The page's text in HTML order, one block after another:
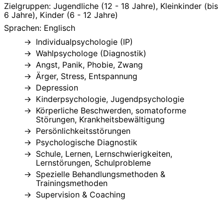
Zielgruppen: Jugendliche (12 - 18 Jahre), Kleinkinder (bis
6 Jahre), Kinder (6 - 12 Jahre)
Sprachen: Englisch
Individualpsychologie (IP)
Wahlpsychologe (Diagnostik)
Angst, Panik, Phobie, Zwang
Ärger, Stress, Entspannung
Depression
Kinderpsychologie, Jugendpsychologie
Körperliche Beschwerden, somatoforme
Störungen, Krankheitsbewältigung
Persönlichkeitsstörungen
Psychologische Diagnostik
Schule, Lernen, Lernschwierigkeiten,
Lernstörungen, Schulprobleme
Spezielle Behandlungsmethoden &
Trainingsmethoden
Supervision & Coaching